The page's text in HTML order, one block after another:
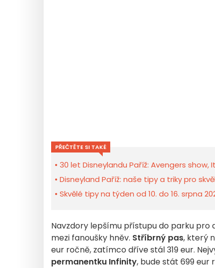
PŘEČTĚTE SI TAKÉ
30 let Disneylandu Paříž: Avengers show,
Disneyland Paříž: naše tipy a triky pro
Skvělé tipy na týden od 10. do 16. srpna
Navzdory lepšímu přístupu do parku
mezi fanoušky hněv. Stříbrný pas, který
eur ročně, zatímco dříve stál 319 eur.
permanentku Infinity, bude stát 699 eur